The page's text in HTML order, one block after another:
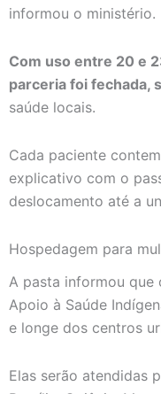
informou o ministério.
Com uso entre 20 e
parceria foi fechada,
saúde locais.
Cada paciente
explicativo com o
deslocamento até a
Hospedagem para
A pasta informou que
Apoio à Saúde
e longe dos centros
Elas serão atendidas